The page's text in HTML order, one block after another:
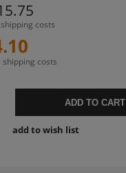
costs
shipping costs
ADD TO CART
add to wish list